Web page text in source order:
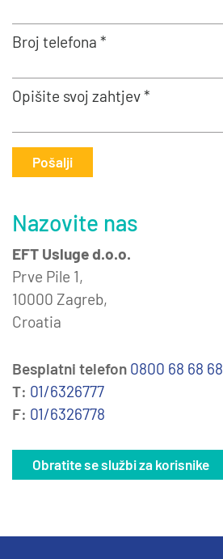
Broj telefona *
Opišite svoj zahtjev *
Pošalji
Nazovite nas
EFT Usluge d.o.o.
Prve Pile 1,
10000 Zagreb,
Croatia
Besplatni telefon 0800 68 68 68
T: 01/6326777
F: 01/6326778
Obratite se službi za korisnike